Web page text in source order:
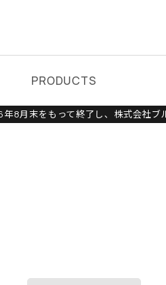
PRODUCTS
8月末をもって終了し、株式会社ブ